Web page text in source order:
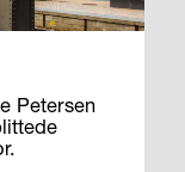
Petersen